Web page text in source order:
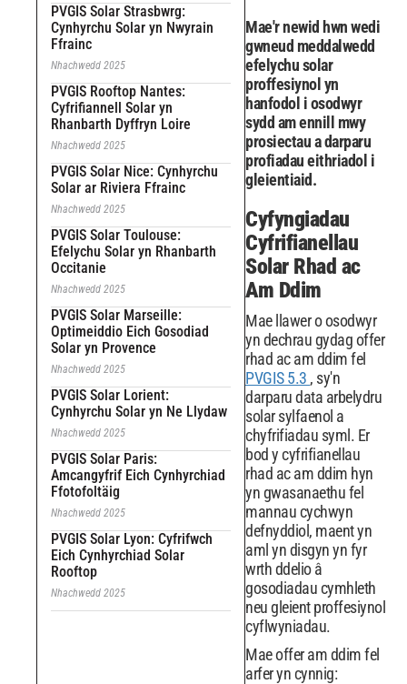
PVGIS Solar Strasbwrg:
Cynhyrchu Solar yn Nwyrain
Ffrainc
Nhachwedd 2025
PVGIS Rooftop Nantes:
Cyfrifiannell Solar yn
Rhanbarth Dyffryn Loire
Nhachwedd 2025
PVGIS Solar Nice: Cynhyrchu
Solar ar Riviera Ffrainc
Nhachwedd 2025
PVGIS Solar Toulouse:
Efelychu Solar yn Rhanbarth
Occitanie
Nhachwedd 2025
PVGIS Solar Marseille:
Optimeiddio Eich Gosodiad
Solar yn Provence
Nhachwedd 2025
PVGIS Solar Lorient:
Cynhyrchu Solar yn Ne Llydaw
Nhachwedd 2025
PVGIS Solar Paris:
Amcangyfrif Eich Cynhyrchiad
Ffotofoltäig
Nhachwedd 2025
PVGIS Solar Lyon: Cyfrifwch
Eich Cynhyrchiad Solar
Rooftop
Nhachwedd 2025
Mae'r newid hwn wedi
gwneud meddalwedd
efelychu solar
proffesiynol yn
hanfodol i osodwyr
sydd am ennill mwy
prosiectau a darparu
profiadau eithriadol i
gleientiaid.
Cyfyngiadau
Cyfrifianellau
Solar Rhad ac
Am Ddim
Mae llawer o osodwyr
yn dechrau gydag offer
rhad ac am ddim fel
PVGIS 5.3 , sy'n
darparu data arbelydru
solar sylfaenol a
chyfrifiadau syml. Er
bod y cyfrifianellau
rhad ac am ddim hyn
yn gwasanaethu fel
mannau cychwyn
defnyddiol, maent yn
aml yn disgyn yn fyr
wrth ddelio â
gosodiadau cymhleth
neu gleient proffesiynol
cyflwyniadau.
Mae offer am ddim fel
arfer yn cynnig: